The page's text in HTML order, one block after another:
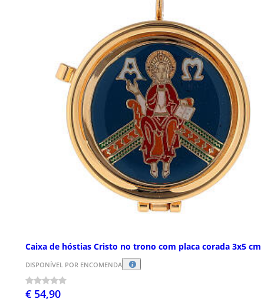
Caixa de hóstias Cristo no trono com placa corada 3x5 cm
DISPONÍVEL POR ENCOMENDA
€ 54,90